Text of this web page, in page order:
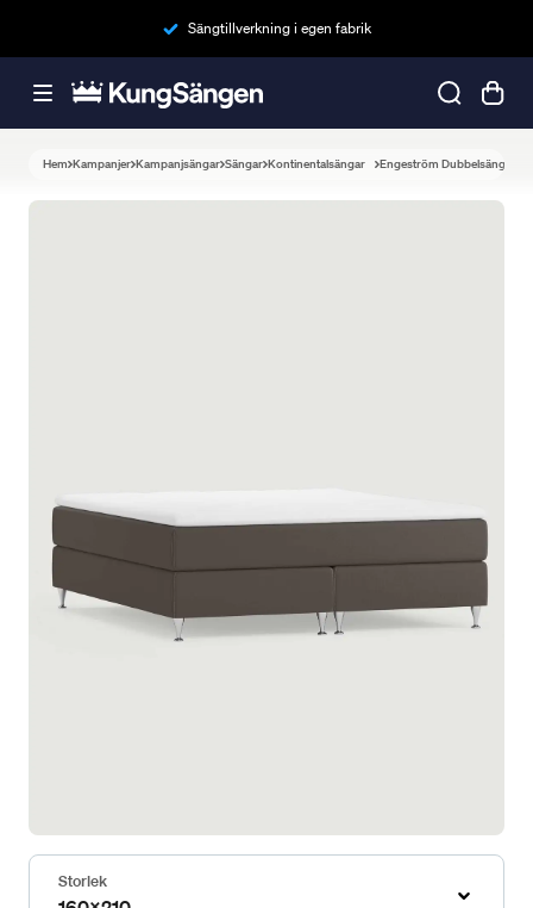
Sängtillverkning i egen fabrik
Hem Kampanjer Kampanjsängar Sängar Kontinentalsängar Engeström Dubbelsäng
Storlek